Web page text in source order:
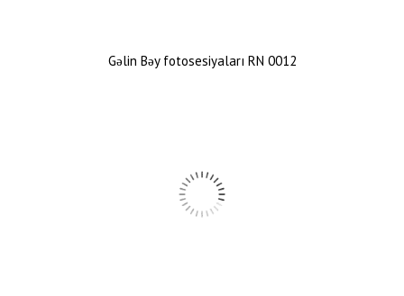
Gəlin Bəy fotosesiyaları RN 0012